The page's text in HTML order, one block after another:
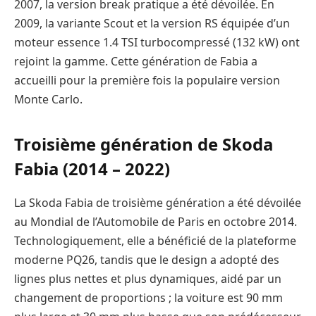
2007, la version break pratique a été dévoilée. En
2009, la variante Scout et la version RS équipée d’un
moteur essence 1.4 TSI turbocompressé (132 kW) ont
rejoint la gamme. Cette génération de Fabia a
accueilli pour la première fois la populaire version
Monte Carlo.
Troisième génération de Skoda
Fabia (2014 – 2022)
La Skoda Fabia de troisième génération a été dévoilée
au Mondial de l’Automobile de Paris en octobre 2014.
Technologiquement, elle a bénéficié de la plateforme
moderne PQ26, tandis que le design a adopté des
lignes plus nettes et plus dynamiques, aidé par un
changement de proportions ; la voiture est 90 mm